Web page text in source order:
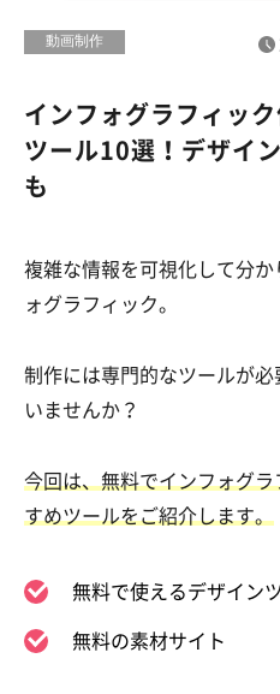
動画制作
インフォグラフィッ
ツール10選！デザイ
も
複雑な情報を可視化して分
ォグラフィック。
制作には専門的なツールが
いませんか？
今回は、無料でインフォグ
すめツールをご紹介します。
無料で使えるデザイン
無料の素材サイト